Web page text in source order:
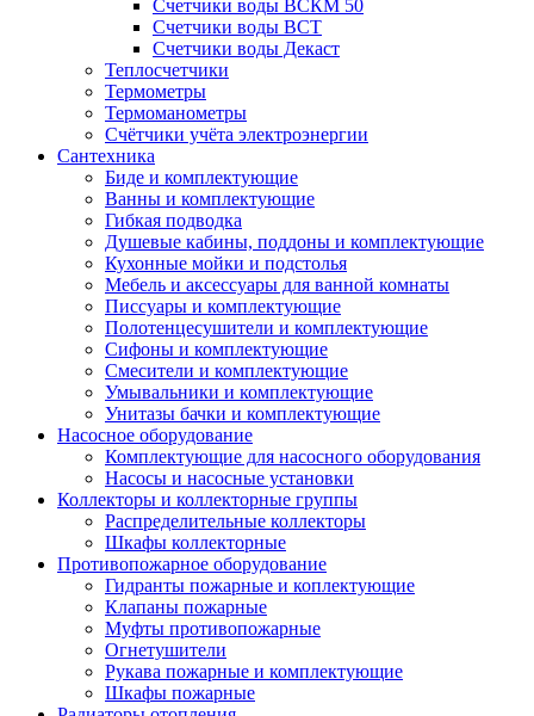
Счетчики воды ВСКМ 50
Счетчики воды ВСТ
Счетчики воды Декаст
Теплосчетчики
Термометры
Термоманометры
Счётчики учёта электроэнергии
Сантехника
Биде и комплектующие
Ванны и комплектующие
Гибкая подводка
Душевые кабины, поддоны и комплектующие
Кухонные мойки и подстолья
Мебель и аксессуары для ванной комнаты
Писсуары и комплектующие
Полотенцесушители и комплектующие
Сифоны и комплектующие
Смесители и комплектующие
Умывальники и комплектующие
Унитазы бачки и комплектующие
Насосное оборудование
Комплектующие для насосного оборудования
Насосы и насосные установки
Коллекторы и коллекторные группы
Распределительные коллекторы
Шкафы коллекторные
Противопожарное оборудование
Гидранты пожарные и коплектующие
Клапаны пожарные
Муфты противопожарные
Огнетушители
Рукава пожарные и комплектующие
Шкафы пожарные